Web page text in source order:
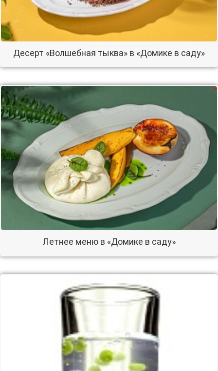
Десерт «Волшебная тыква» в «Домике в саду»
Летнее меню в «Домике в саду»